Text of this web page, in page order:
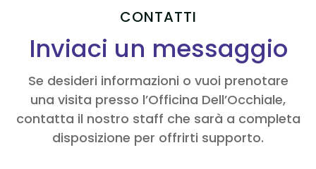
CONTATTI
Inviaci un messaggio
Se desideri informazioni o vuoi prenotare
una visita presso l’Officina Dell’Occhiale,
contatta il nostro staff che sarà a completa
disposizione per offrirti supporto.